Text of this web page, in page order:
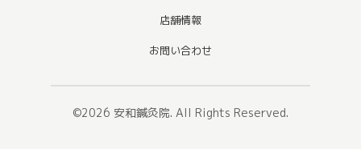
店舗情報
お問い合わせ
©2026 安和鍼灸院. All Rights Reserved.